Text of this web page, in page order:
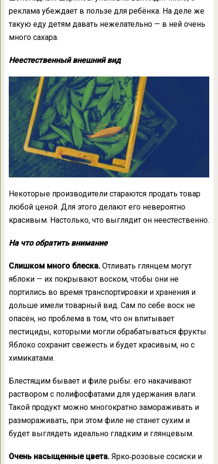
реклама убеждает в пользе для ребёнка. На деле же
такую еду детям давать нежелательно — в ней очень
много сахара.
Неестественный внешний вид
Некоторые производители стараются продать товар
любой ценой. Для этого делают его невероятно
красивым. Настолько, что выглядит он неестественно.
На что обратить внимание
Слишком много блеска.Отливать глянцем могут
яблоки — их покрывают воском, чтобы они не
портились во время транспортировки и хранения и
дольше имели товарный вид. Сам по себе воск не
опасен, но проблема в том, что он впитывает
пестициды, которыми могли обрабатываться фрукты.
Яблоко сохранит свежесть и будет красивым, но с
химикатами.
Блестящим бывает и филе рыбы: его накачивают
раствором с полифосфатами для удержания влаги.
Такой продукт можно многократно замораживать и
размораживать, при этом филе не станет сухим и
будет выглядеть идеально гладким и глянцевым.
Очень насыщенные цвета.Ярко‑розовые сосиски и